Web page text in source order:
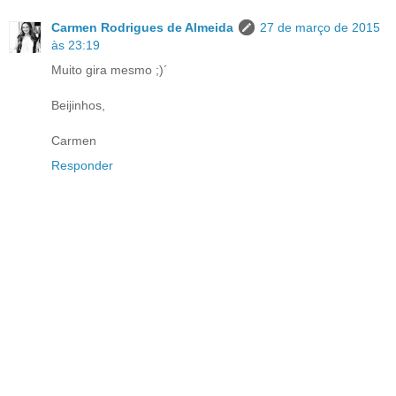
Carmen Rodrigues de Almeida
27 de março de 2015
às 23:19
Muito gira mesmo ;)´
Beijinhos,
Carmen
Responder